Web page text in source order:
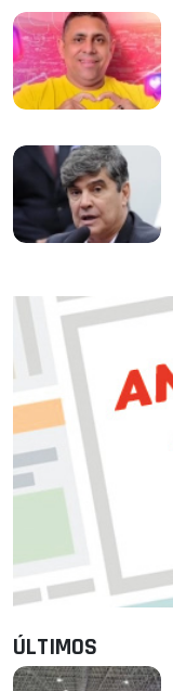
ÚLTIMOS